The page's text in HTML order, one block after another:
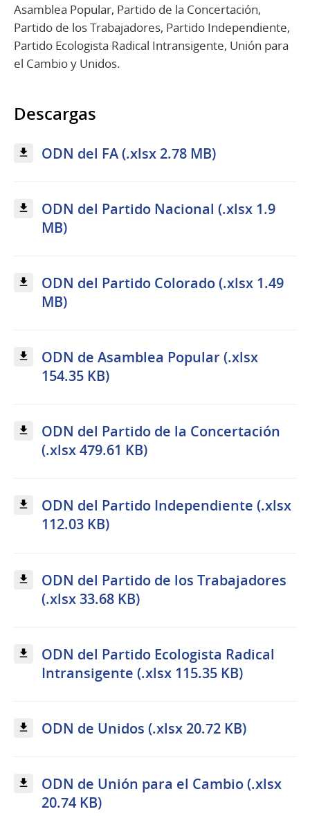
Asamblea Popular, Partido de la Concertación,
Partido de los Trabajadores, Partido Independiente,
Partido Ecologista Radical Intransigente, Unión para
el Cambio y Unidos.
Descargas
ODN del FA (.xlsx 2.78 MB)
ODN del Partido Nacional (.xlsx 1.9
MB)
ODN del Partido Colorado (.xlsx 1.49
MB)
ODN de Asamblea Popular (.xlsx
154.35 KB)
ODN del Partido de la Concertación
(.xlsx 479.61 KB)
ODN del Partido Independiente (.xlsx
112.03 KB)
ODN del Partido de los Trabajadores
(.xlsx 33.68 KB)
ODN del Partido Ecologista Radical
Intransigente (.xlsx 115.35 KB)
ODN de Unidos (.xlsx 20.72 KB)
ODN de Unión para el Cambio (.xlsx
20.74 KB)